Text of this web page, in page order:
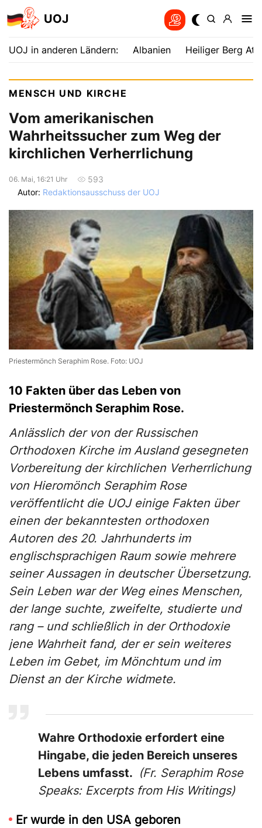
UOJ
UOJ in anderen Ländern: Albanien Heiliger Berg
MENSCH UND KIRCHE
Vom amerikanischen
Wahrheitssucher zum Weg der
kirchlichen Verherrlichung
06. Mai, 16:21 Uhr
593
Autor: Redaktionsausschuss der UOJ
Priestermönch Seraphim Rose. Foto: UOJ
10 Fakten über das Leben von
Priestermönch Seraphim Rose.
Anlässlich der von der Russischen
Orthodoxen Kirche im Ausland gesegneten
Vorbereitung der kirchlichen Verherrlichung
von Hieromönch Seraphim Rose
veröffentlicht die UOJ einige Fakten über
einen der bekanntesten orthodoxen
Autoren des 20. Jahrhunderts im
englischsprachigen Raum sowie mehrere
seiner Aussagen in deutscher Übersetzung.
Sein Leben war der Weg eines Menschen,
der lange suchte, zweifelte, studierte und
rang – und schließlich in der Orthodoxie
jene Wahrheit fand, der er sein weiteres
Leben im Gebet, im Mönchtum und im
Dienst an der Kirche widmete.
Wahre Orthodoxie erfordert eine
Hingabe, die jeden Bereich unseres
Lebens umfasst. (Fr. Seraphim Rose
Speaks: Excerpts from His Writings)
Er wurde in den USA geboren